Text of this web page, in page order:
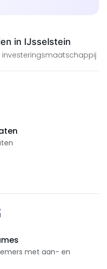
in IJsselstein
investeringsmaatschappij
met aan- en